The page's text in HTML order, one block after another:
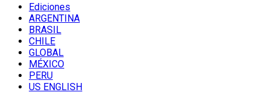
Ediciones
ARGENTINA
BRASIL
CHILE
GLOBAL
MÉXICO
PERU
US ENGLISH